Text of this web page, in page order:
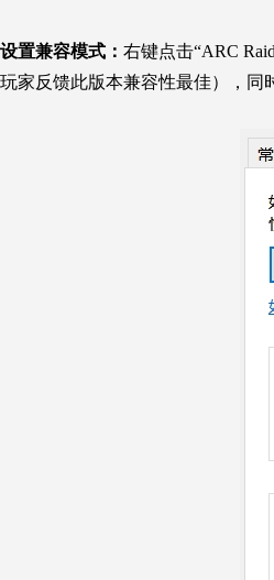
设置兼容模式： 右键点击“ARC
玩家反馈此版本兼容性最佳），同